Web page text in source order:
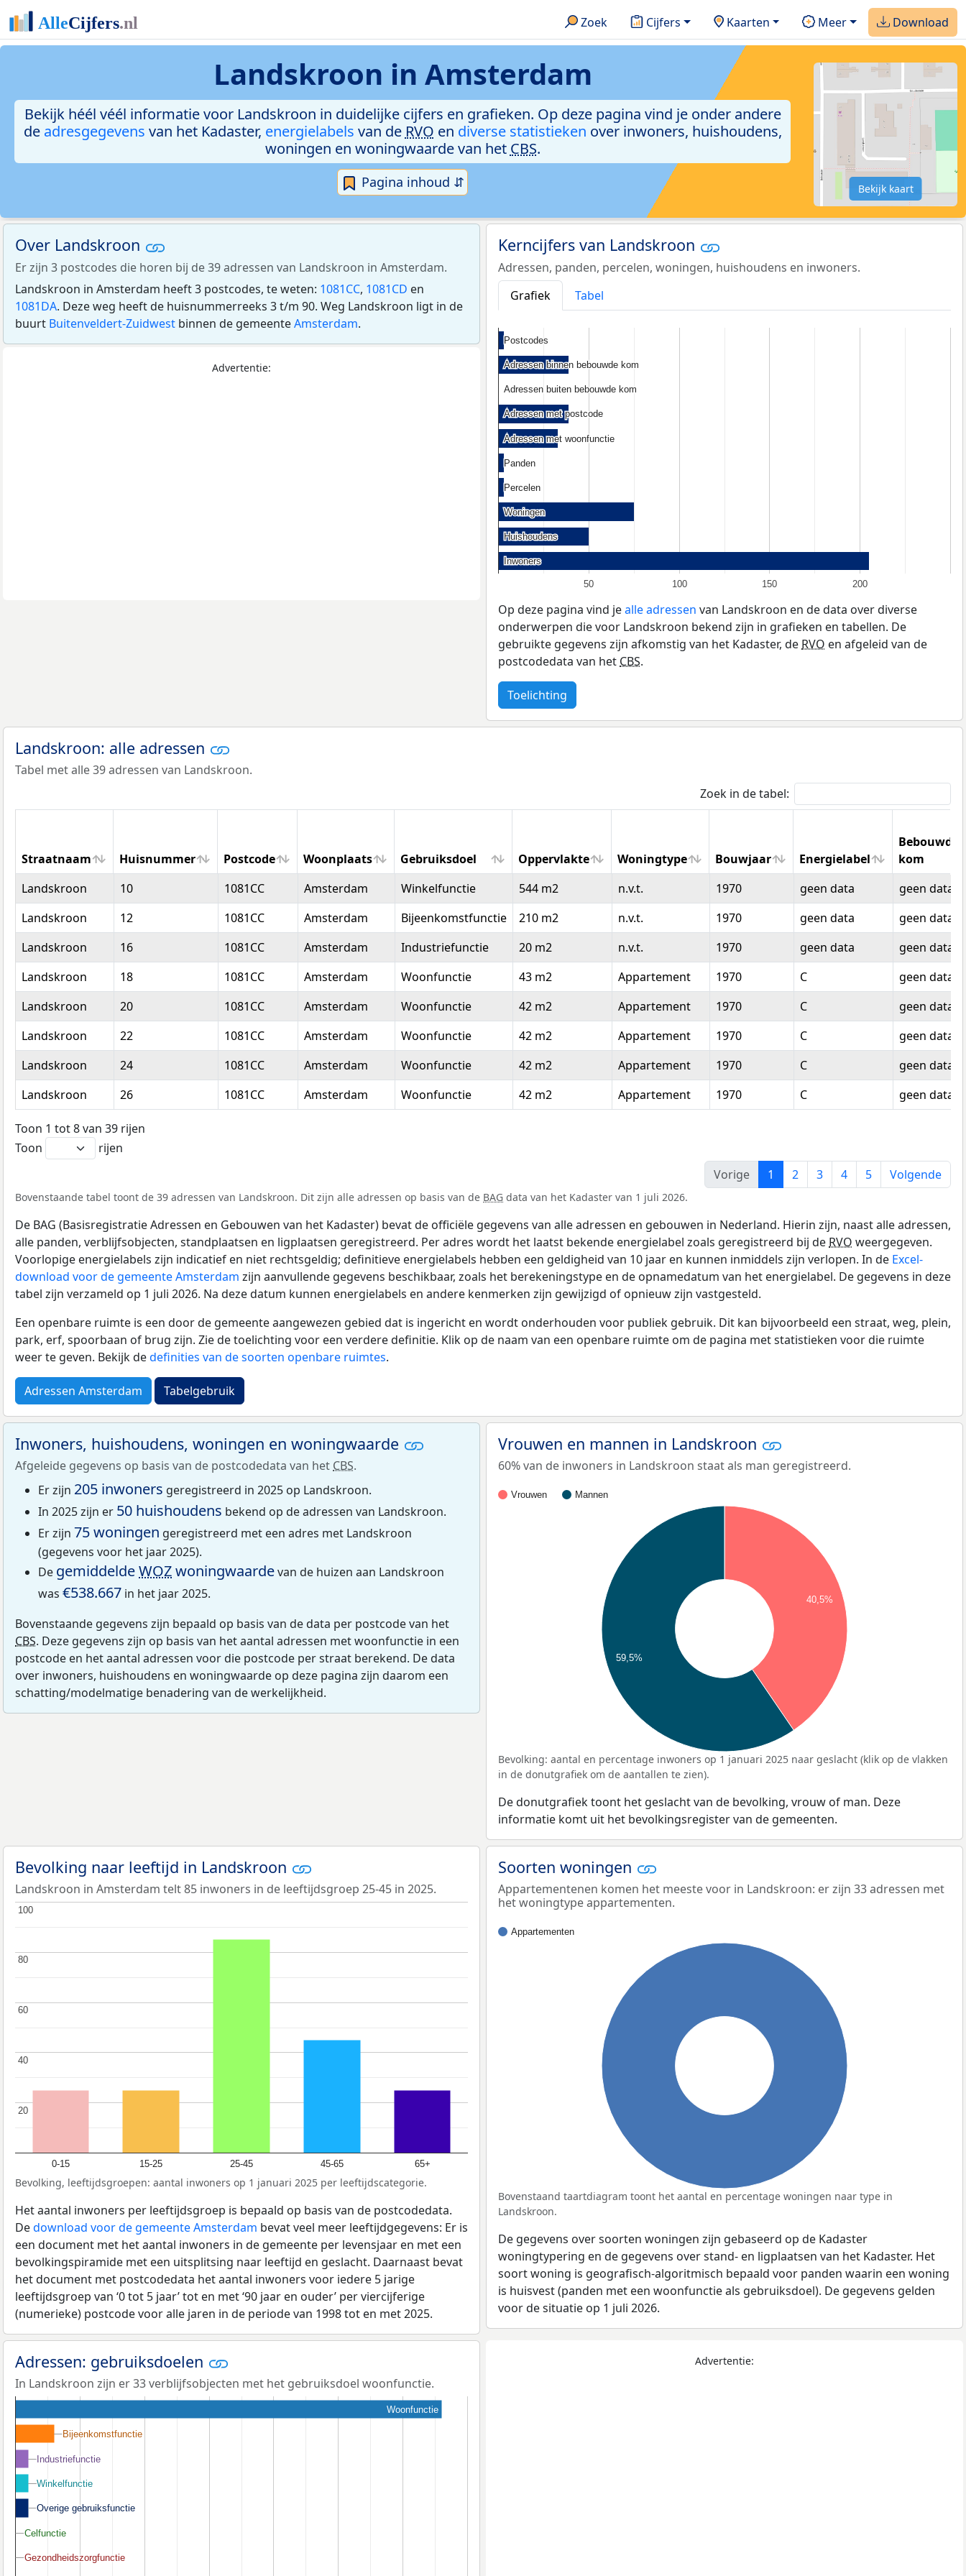
Zoek Cijfers Kaarten Meer Download
Landskroon in Amsterdam
Bekijk héél véél informatie voor Landskroon in duidelijke cijfers en grafieken. Op deze pagina vind je onder andere
de adresgegevens van het Kadaster, energielabels van de RVO en diverse statistieken over inwoners, huishoudens,
woningen en woningwaarde van het CBS.
Pagina inhoud ⇵ Bekijk kaart
Over Landskroon
Er zijn 3 postcodes die horen bij de 39 adressen van Landskroon in Amsterdam.
Landskroon in Amsterdam heeft 3 postcodes, te weten: 1081CC, 1081CD en
1081DA. Deze weg heeft de huisnummerreeks 3 t/m 90. Weg Landskroon ligt in de
buurt Buitenveldert-Zuidwest binnen de gemeenteAmsterdam.
Advertentie:
Kerncijfers van Landskroon
Adressen, panden, percelen, woningen, huishoudens en inwoners.
Grafiek
Tabel
50 100 150 200
Postcodes
Postcodes
Adressen binnen bebouwde kom
Adressen binnen bebouwde kom
Adressen buiten bebouwde kom
Adressen buiten bebouwde kom
Adressen met postcode
Adressen met postcode
Adressen met woonfunctie
Adressen met woonfunctie
Panden
Panden
Percelen
Percelen
Woningen
Woningen
Huishoudens
Huishoudens
Inwoners
Inwoners
Op deze pagina vind jealle adressen van Landskroon en de data over diverse
onderwerpen die voor Landskroon bekend zijn in grafieken en tabellen. De
gebruikte gegevens zijn afkomstig van het Kadaster, de RVO en afgeleid van de
postcodedata van het CBS.
Toelichting
Landskroon: alle adressen
Tabel met alle 39 adressen van Landskroon.
Zoek in de tabel:
Straatnaam Huisnummer Postcode Woonplaats Gebruiksdoel Oppervlakte Woningtype Bouwjaar Energielabel
Bebouwde
kom
Straatnaam
Huisnummer Postcode Woonplaats Gebruiksdoel Oppervlakte Woningtype Bouwjaar Energielabel
Bebouwde
kom
Landskroon 10 1081CC Amsterdam Winkelfunctie 544 m2 n.v.t. 1970 geen data
geen data
Landskroon
12 1081CC Amsterdam Bijeenkomstfunctie 210 m2 n.v.t. 1970 geen data
geen data
Landskroon
16 1081CC Amsterdam Industriefunctie 20 m2 n.v.t. 1970 geen data
geen data
Landskroon
18 1081CC Amsterdam Woonfunctie 43 m2 Appartement 1970 C
geen data
Landskroon
20 1081CC Amsterdam Woonfunctie 42 m2 Appartement 1970 C
geen data
Landskroon
22 1081CC Amsterdam Woonfunctie 42 m2 Appartement 1970 C
geen data
Landskroon
24 1081CC Amsterdam Woonfunctie 42 m2 Appartement 1970 C
geen data
Landskroon
26 1081CC Amsterdam Woonfunctie 42 m2 Appartement 1970 C geen data
Toon 1 tot 8 van 39 rijen
Toon
rijen
Vorige
1 2 3 4 5 Volgende
Bovenstaande tabel toont de 39 adressen van Landskroon. Dit zijn alle adressen op basis van de BAG data van het Kadaster van 1 juli 2026.
De BAG (Basisregistratie Adressen en Gebouwen van het Kadaster) bevat de officiële gegevens van alle adressen en gebouwen in Nederland. Hierin zijn, naast alle adressen,
alle panden, verblijfsobjecten, standplaatsen en ligplaatsen geregistreerd. Per adres wordt het laatst bekende energielabel zoals geregistreerd bij de RVO weergegeven.
Voorlopige energielabels zijn indicatief en niet rechtsgeldig; definitieve energielabels hebben een geldigheid van 10 jaar en kunnen inmiddels zijn verlopen. In de Excel-
download voor de gemeente Amsterdam zijn aanvullende gegevens beschikbaar, zoals het berekeningstype en de opnamedatum van het energielabel. De gegevens in deze
tabel zijn verzameld op 1 juli 2026. Na deze datum kunnen energielabels en andere kenmerken zijn gewijzigd of opnieuw zijn vastgesteld.
Een openbare ruimte is een door de gemeente aangewezen gebied dat is ingericht en wordt onderhouden voor publiek gebruik. Dit kan bijvoorbeeld een straat, weg, plein,
park, erf, spoorbaan of brug zijn. Zie de toelichting voor een verdere definitie. Klik op de naam van een openbare ruimte om de pagina met statistieken voor die ruimte
weer te geven. Bekijk dedefinities van de soorten openbare ruimtes.
Adressen Amsterdam Tabelgebruik
Inwoners, huishoudens, woningen en woningwaarde
Afgeleide gegevens op basis van de postcodedata van het CBS.
Er zijn 205 inwoners geregistreerd in 2025 op Landskroon.
In 2025 zijn er 50 huishoudens bekend op de adressen van Landskroon.
Er zijn 75 woningen geregistreerd met een adres met Landskroon
(gegevens voor het jaar 2025).
De gemiddeldeWOZwoningwaardevan de huizen aan Landskroon
was €538.667 in het jaar 2025.
Bovenstaande gegevens zijn bepaald op basis van de data per postcode van het
CBS. Deze gegevens zijn op basis van het aantal adressen met woonfunctie in een
postcode en het aantal adressen voor die postcode per straat berekend. De data
over inwoners, huishoudens en woningwaarde op deze pagina zijn daarom een
schatting/modelmatige benadering van de werkelijkheid.
Vrouwen en mannen in Landskroon
60% van de inwoners in Landskroon staat als man geregistreerd.
Vrouwen Mannen
40,5%
59,5%
Bevolking: aantal en percentage inwoners op 1 januari 2025 naar geslacht (klik op de vlakken
in de donutgrafiek om de aantallen te zien).
De donutgrafiek toont het geslacht van de bevolking, vrouw of man. Deze
informatie komt uit het bevolkingsregister van de gemeenten.
Bevolking naar leeftijd in Landskroon
Landskroon in Amsterdam telt 85 inwoners in de leeftijdsgroep 25-45 in 2025.
0-15 15-25 25-45 45-65 65+
20
20
40
40
60
60
80
80
100
100
Bevolking, leeftijdsgroepen: aantal inwoners op 1 januari 2025 per leeftijdscategorie.
Het aantal inwoners per leeftijdsgroep is bepaald op basis van de postcodedata.
Dedownload voor de gemeente Amsterdam bevat veel meer leeftijdgegevens: Er is
een document met het aantal inwoners in de gemeente per levensjaar en met een
bevolkingspiramide met een uitsplitsing naar leeftijd en geslacht. Daarnaast bevat
het document met postcodedata het aantal inwoners voor iedere 5 jarige
leeftijdsgroep van ‘0 tot 5 jaar’ tot en met ‘90 jaar en ouder’ per viercijferige
(numerieke) postcode voor alle jaren in de periode van 1998 tot en met 2025.
Soorten woningen
Appartementenen komen het meeste voor in Landskroon: er zijn 33 adressen met
het woningtype appartementen.
Appartementen
Bovenstaand taartdiagram toont het aantal en percentage woningen naar type in
Landskroon.
De gegevens over soorten woningen zijn gebaseerd op de Kadaster
woningtypering en de gegevens over stand- en ligplaatsen van het Kadaster. Het
soort woning is geografisch-algoritmisch bepaald voor panden waarin een woning
is huisvest (panden met een woonfunctie als gebruiksdoel). De gegevens gelden
voor de situatie op 1 juli 2026.
Adressen: gebruiksdoelen
In Landskroon zijn er 33 verblijfsobjecten met het gebruiksdoel woonfunctie.
Woonfunctie
Bijeenkomstfunctie
Bijeenkomstfunctie
Industriefunctie
Industriefunctie
Winkelfunctie
Winkelfunctie
Overige gebruiksfunctie
Overige gebruiksfunctie
Celfunctie
Celfunctie
Gezondheidszorgfunctie
Gezondheidszorgfunctie
Advertentie: